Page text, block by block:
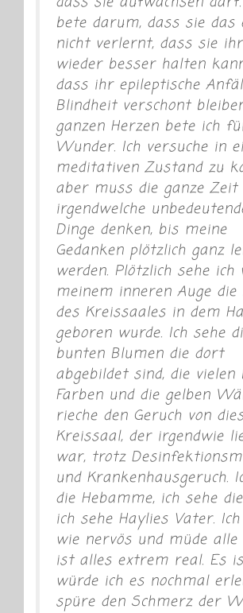
bete darum, dass sie das
nicht verlernt, dass sie
wieder besser halten
dass ihr epileptische
Blindheit verschont
ganzen Herzen bete ich
Wunder. Ich versuche in
meditativen Zustand zu
aber muss die ganze Zeit
irgendwelche
Dinge denken, bis meine
Gedanken plötzlich ganz
werden. Plötzlich sehe ich
meinem inneren Auge die
des Kreissaales in dem
geboren wurde. Ich sehe
bunten Blumen die dort
abgebildet sind, die vielen
Farben und die gelben
rieche den Geruch von
Kreissaal, der irgendwie
war, trotz
und Krankenhausgeruch.
die Hebamme, ich sehe
ich sehe Haylies Vater.
wie nervös und müde alle
ist alles extrem real. Es
würde ich es nochmal
spüre den Schmerz der